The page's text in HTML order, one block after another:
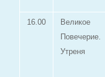
16.00
Великое
Повечерие.
Утреня